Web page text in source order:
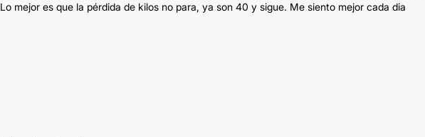
mejor es que la pérdida de kilos no para, ya son 40 y sigue. Me siento mejor cada dia